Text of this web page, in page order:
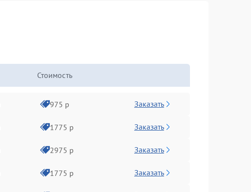
Стоимость
975 р Заказать
1775 р Заказать
2975 р Заказать
1775 р Заказать